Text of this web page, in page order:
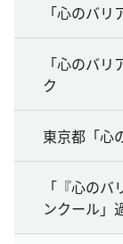
「心のバ
「心のバ
ク
東京都「心
「『心の
ンクール」